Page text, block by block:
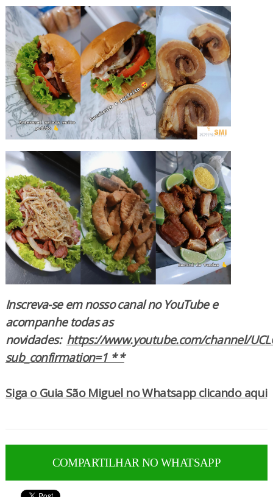
Inscreva-se em nosso canal no YouTube e
acompanhe todas as
novidades: https://www.youtube.com/channel/
sub_confirmation=1 * *
Siga o Guia São Miguel no Whatsapp clicando aqui
COMPARTILHAR NO WHATSAPP